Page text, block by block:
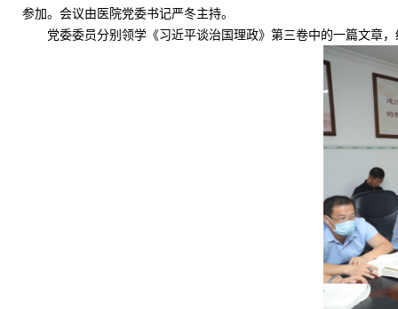
参加。会议由医院党委书记严冬主持。
党委委员分别领学《习近平谈治国理政》第三卷中的一篇文章